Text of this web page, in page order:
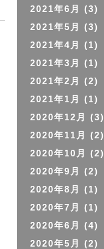
2021年6月
(3)
2021年5月
(3)
2021年4月
(1)
2021年3月
(1)
2021年2月
(2)
2021年1月
(1)
2020年12月
(3)
2020年11月
(2)
2020年10月
(2)
2020年9月
(2)
2020年8月
(1)
2020年7月
(1)
2020年6月
(4)
2020年5月
(2)